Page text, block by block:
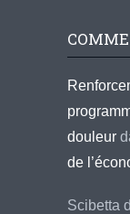
douleur
de
Scibetta